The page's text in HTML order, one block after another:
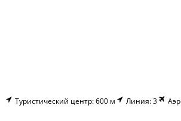
Туристический центр: 600 м Линия: 3